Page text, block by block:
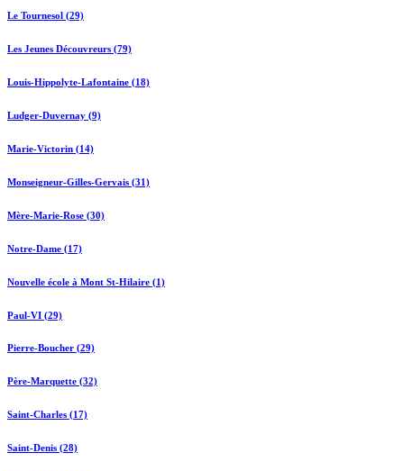
Le Tournesol (29)
Les Jeunes Découvreurs (79)
Louis-Hippolyte-Lafontaine (18)
Ludger-Duvernay (9)
Marie-Victorin (14)
Monseigneur-Gilles-Gervais (31)
Mère-Marie-Rose (30)
Notre-Dame (17)
Nouvelle école à Mont St-Hilaire (1)
Paul-VI (29)
Pierre-Boucher (29)
Père-Marquette (32)
Saint-Charles (17)
Saint-Denis (28)